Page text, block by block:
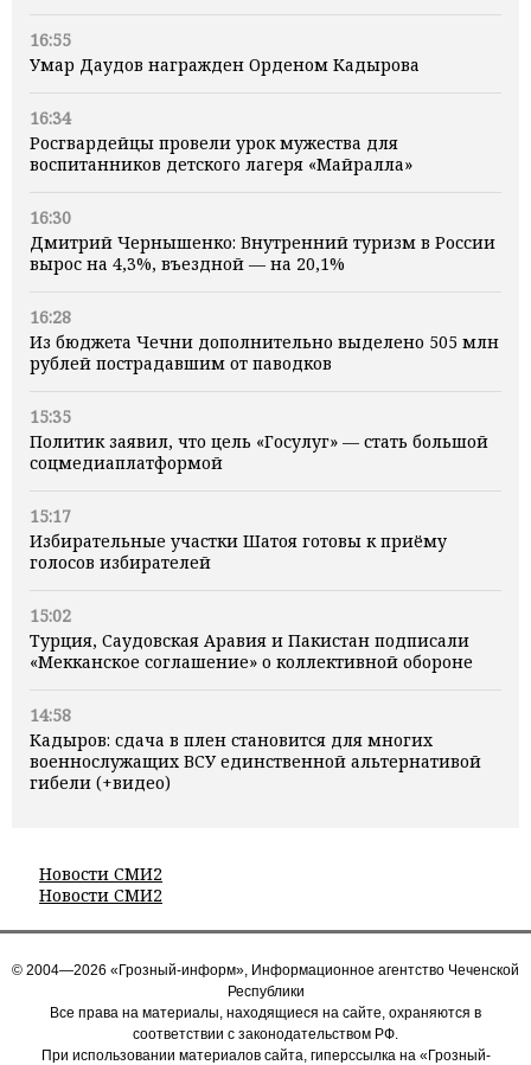
16:55
Умар Даудов награжден Орденом Кадырова
16:34
Росгвардейцы провели урок мужества для
воспитанников детского лагеря «Майралла»
16:30
Дмитрий Чернышенко: Внутренний туризм в России
вырос на 4,3%, въездной — на 20,1%
16:28
Из бюджета Чечни дополнительно выделено 505 млн
рублей пострадавшим от паводков
15:35
Политик заявил, что цель «Госулуг» — стать большой
соцмедиаплатформой
15:17
Избирательные участки Шатоя готовы к приёму
голосов избирателей
15:02
Турция, Саудовская Аравия и Пакистан подписали
«Мекканское соглашение» о коллективной обороне
14:58
Кадыров: сдача в плен становится для многих
военнослужащих ВСУ единственной альтернативой
гибели (+видео)
Новости СМИ2
Новости СМИ2
© 2004—2026 «Грозный-информ», Информационное агентство Чеченской
Республики
Все права на материалы, находящиеся на сайте, охраняются в
соответствии с законодательством РФ.
При использовании материалов сайта, гиперссылка на «Грозный-